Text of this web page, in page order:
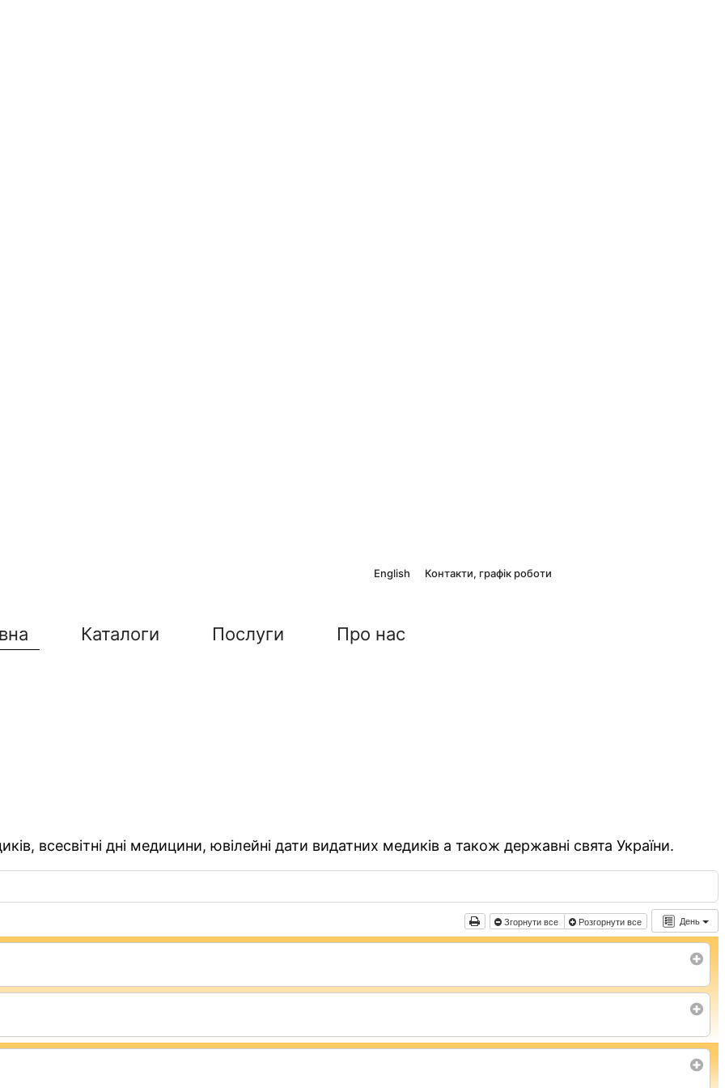
English Контакти, графік роботи
Каталоги Послуги Про нас
всесвітні дні медицини, ювілейні дати видатних медиків а також державні свята України.
День
Згорнути все Розгорнути все